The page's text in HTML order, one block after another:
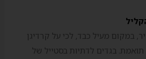
במקום מעיל כבד, לכי על קרדיגן
תואמת. בגדים לדתיות בסטייל של